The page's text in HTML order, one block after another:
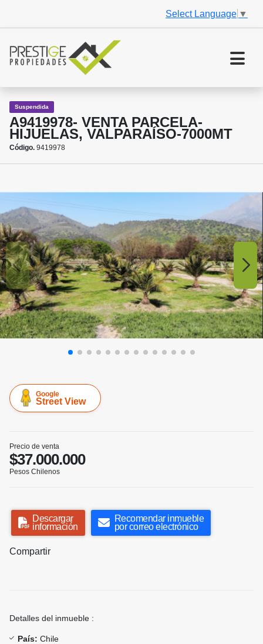
Select Language ▼
Suspendida
A9419978- VENTA PARCELA-
HIJUELAS, VALPARAÍSO-7000MT
Código. 9419978
Google
Street View
Precio de venta
$37.000.000
Pesos Chilenos
Descargar
información
Recomendar inmueble
por correo electrónico
Compartir
Detalles del inmueble :
País: Chile